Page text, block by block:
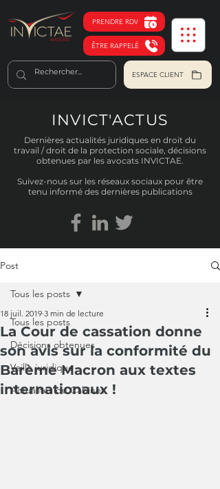
PRENDRE RDV
ÊTRE RAPPELÉ
ESPACE CLIENT
INVICT'ACTUS
Dernières actualités juridiques en droit du
travail / droit de la protection sociale, décisions
obtenues par les avocats INVICTAE.
Suivez-nous sur les réseaux sociaux pour être
tenu informé des dernières publications
Post
Tous les posts
Décisions obtenues
Veille juridique
Actualités du Cabinet
Tous les posts
La Cour de cassation donne
son avis sur la conformité du
Barème Macron aux textes
internationaux !
18 juil. 2019 3 min de lecture